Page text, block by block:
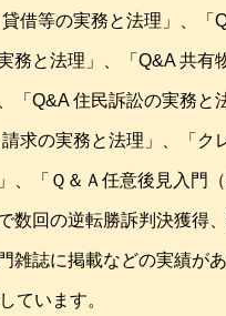
貸借等の実務と法理」、「
務と法理」、「Q&A 共有
「Q&A 住民訴訟の実務と
請求の実務と法理」、「ク
、「Ｑ＆Ａ任意後見入門
数回の逆転勝訴判決獲得
雑誌に掲載などの実績があ
ています。